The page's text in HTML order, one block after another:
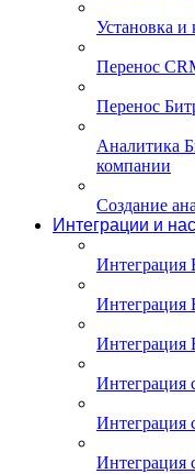
Установка и
Перенос
Перенос
Аналитика
компании
Создание
Интеграции и
Интеграция
Интеграция
Интеграция
Интеграция
Интеграция